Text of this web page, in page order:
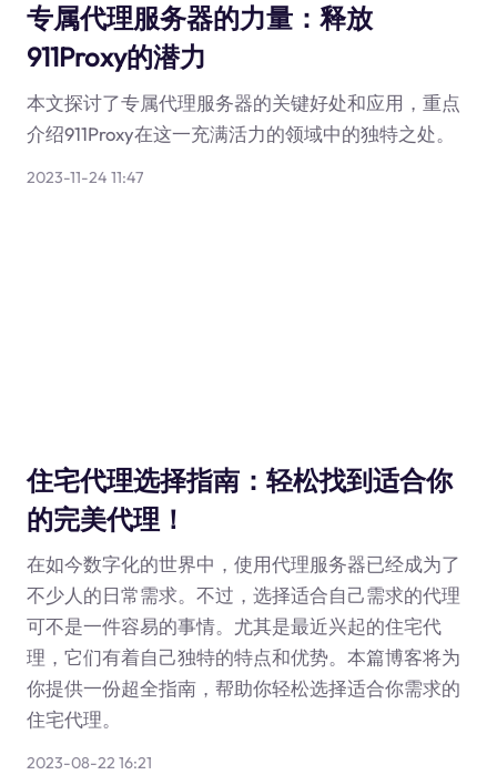
专属代理服务器的力量：释放
911Proxy的潜力
本文探讨了专属代理服务器的关键好处和应用，重点
介绍911Proxy在这一充满活力的领域中的独特之处。
2023-11-24 11:47
住宅代理选择指南：轻松找到适合你
的完美代理！
在如今数字化的世界中，使用代理服务器已经成为了
不少人的日常需求。不过，选择适合自己需求的代理
可不是一件容易的事情。尤其是最近兴起的住宅代
理，它们有着自己独特的特点和优势。本篇博客将为
你提供一份超全指南，帮助你轻松选择适合你需求的
住宅代理。
2023-08-22 16:21